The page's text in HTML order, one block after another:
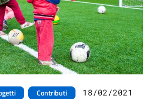
Contributi 18/02/2021